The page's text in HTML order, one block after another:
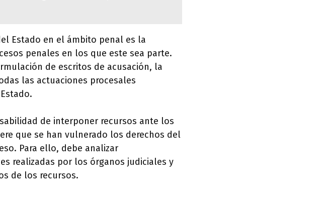
Estado en el ámbito penal es la
penales en los que este sea parte.
de escritos de acusación, la
las actuaciones procesales
de interponer recursos ante los
que se han vulnerado los derechos del
Para ello, debe analizar
realizadas por los órganos judiciales y
de los recursos.